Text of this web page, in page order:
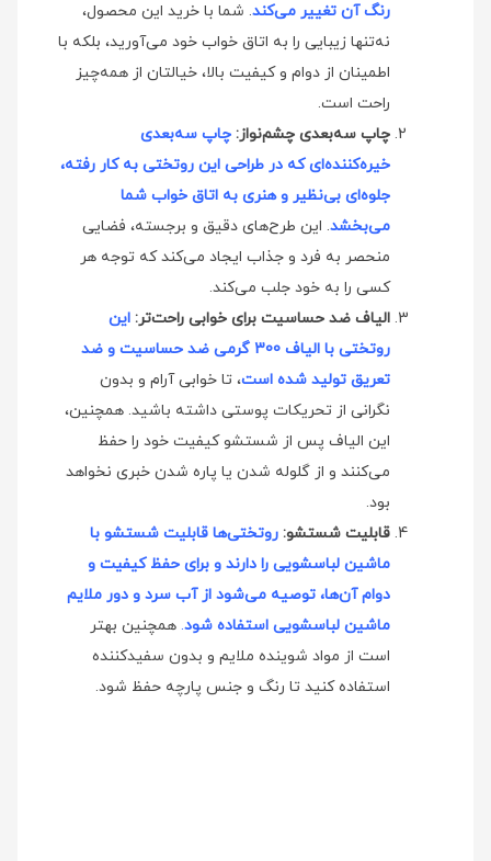
رنگ آن تغییر می‌کند. شما با خرید این محصول،
نه‌تنها زیبایی را به اتاق خواب خود می‌آورید، بلکه با
اطمینان از دوام و کیفیت بالا، خیالتان از همه‌چیز
راحت است.
چاپ سه‌بعدی چشم‌نواز: چاپ سه‌بعدی
خیره‌کننده‌ای که در طراحی این روتختی به کار رفته،
جلوه‌ای بی‌نظیر و هنری به اتاق خواب شما
می‌بخشد. این طرح‌های دقیق و برجسته، فضایی
منحصر به فرد و جذاب ایجاد می‌کند که توجه هر
کسی را به خود جلب می‌کند.
الیاف ضد حساسیت برای خوابی راحت‌تر: این
روتختی با الیاف 300 گرمی ضد حساسیت و ضد
تعریق تولید شده است، تا خوابی آرام و بدون
نگرانی از تحریکات پوستی داشته باشید. همچنین،
این الیاف پس از شستشو کیفیت خود را حفظ
می‌کنند و از گلوله شدن یا پاره شدن خبری نخواهد
بود.
قابلیت شستشو: روتختی‌ها قابلیت شستشو با
ماشین لباسشویی را دارند و برای حفظ کیفیت و
دوام آن‌ها، توصیه می‌شود از آب سرد و دور ملایم
ماشین لباسشویی استفاده شود. همچنین بهتر
است از مواد شوینده ملایم و بدون سفیدکننده
استفاده کنید تا رنگ و جنس پارچه حفظ شود.